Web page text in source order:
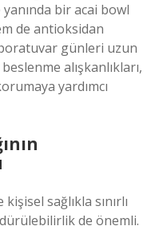
bir acai bowl
de antioksidan
günleri uzun
alışkanlıkları,
yardımcı
sağlıkla sınırlı
de önemli.